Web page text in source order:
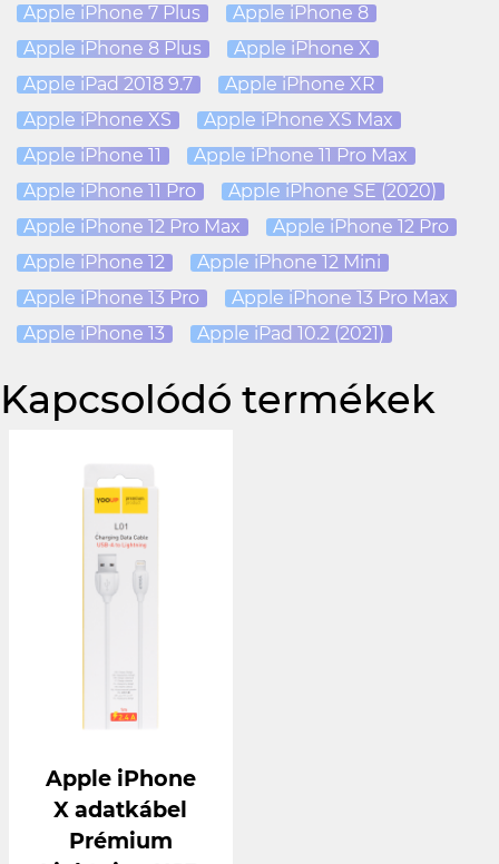
Apple iPhone 7 Plus
Apple iPhone 8
Apple iPhone 8 Plus
Apple iPhone X
Apple iPad 2018 9.7
Apple iPhone XR
Apple iPhone XS
Apple iPhone XS Max
Apple iPhone 11
Apple iPhone 11 Pro Max
Apple iPhone 11 Pro
Apple iPhone SE (2020)
Apple iPhone 12 Pro Max
Apple iPhone 12 Pro
Apple iPhone 12
Apple iPhone 12 Mini
Apple iPhone 13 Pro
Apple iPhone 13 Pro Max
Apple iPhone 13
Apple iPad 10.2 (2021)
Kapcsolódó termékek
Apple iPhone
X adatkábel
Prémium